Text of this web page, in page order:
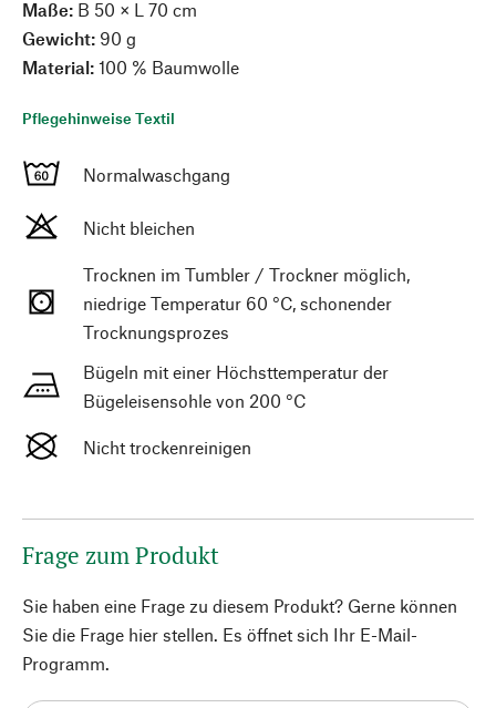
Maße: B 50 × L 70 cm
Gewicht: 90 g
Material: 100 % Baumwolle
Pflegehinweise Textil
Normalwaschgang
Nicht bleichen
Trocknen im Tumbler / Trockner möglich,
niedrige Temperatur 60 °C, schonender
Trocknungsprozes
Bügeln mit einer Höchsttemperatur der
Bügeleisensohle von 200 °C
Nicht trockenreinigen
Frage zum Produkt
Sie haben eine Frage zu diesem Produkt? Gerne können
Sie die Frage hier stellen. Es öffnet sich Ihr E-Mail-
Programm.